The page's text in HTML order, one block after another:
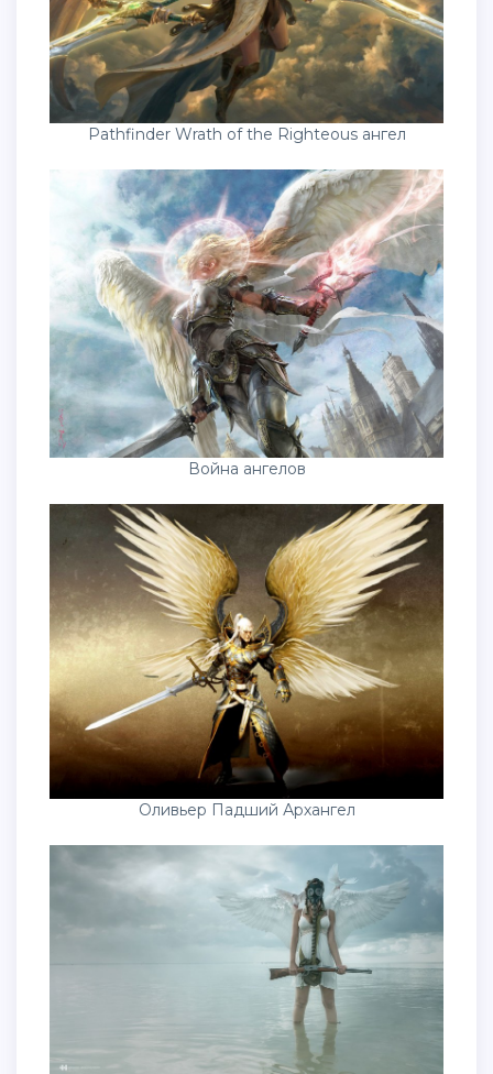
Pathfinder Wrath of the Righteous ангел
Война ангелов
Оливьер Падший Архангел